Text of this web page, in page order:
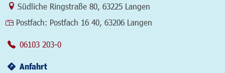
Link zur Google-Maps Navigation
Südliche Ringstraße 80 63225 Langen
Postfach: Postfach 16 40, 63206 Langen
06103 203-0
Anfahrt